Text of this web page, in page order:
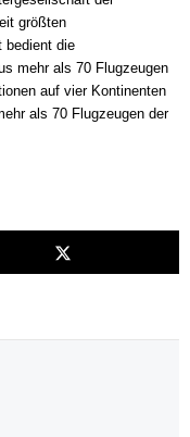
größten
bedient die
mehr als 70 Flugzeugen
auf vier Kontinenten
als 70 Flugzeugen der